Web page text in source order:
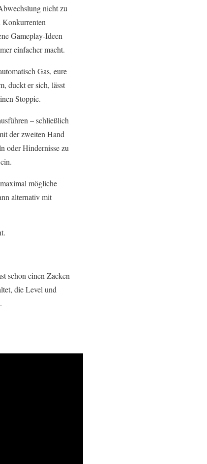
nicht zu
Konkurrenten
Gameplay-Ideen
einfacher macht.
Gas, eure
duckt er sich, lässt
Stoppie.
– schließlich
der zweiten Hand
oder Hindernisse zu
mögliche
alternativ mit
schon einen Zacken
die Level und